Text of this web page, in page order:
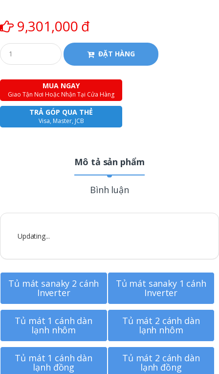
9,301,000 đ
ĐẶT HÀNG
MUA NGAY
Giao Tận Nơi Hoặc Nhận Tại Cửa Hàng
TRẢ GÓP QUA THẺ
Visa, Master, JCB
Mô tả sản phẩm
Bình luận
Updating...
Tủ mát sanaky 2 cánh
Inverter
Tủ mát sanaky 1 cánh
Inverter
Tủ mát 1 cánh dàn
lạnh nhôm
Tủ mát 2 cánh dàn
lạnh nhôm
Tủ mát 1 cánh dàn
lạnh đồng
Tủ mát 2 cánh dàn
lạnh đồng